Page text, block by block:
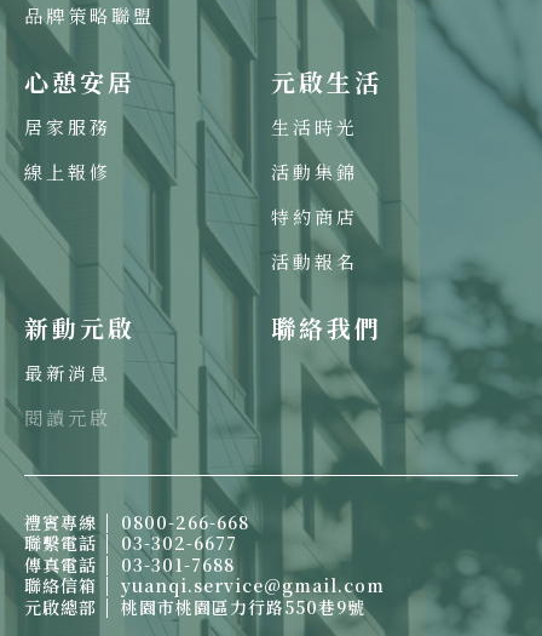
品牌策略聯盟
心憩安居
居家服務
線上報修
元啟生活
生活時光
活動集錦
特約商店
活動報名
新動元啟
最新消息
閱讀元啟
聯絡我們
禮賓專線
0800-266-668
聯繫電話
03-302-6677
傳真電話
03-301-7688
聯絡信箱
yuanqi.service@gmail.com
元啟總部
桃園市桃園區力行路550巷9號